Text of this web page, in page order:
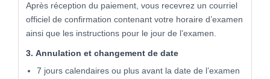
Après réception du paiement, vous recevrez un courriel
officiel de confirmation contenant votre horaire d’examen
ainsi que les instructions pour le jour de l’examen.
3. Annulation et changement de date
7 jours calendaires ou plus avant la date de l’examen